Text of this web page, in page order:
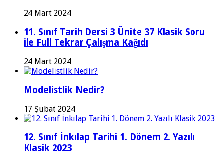
24 Mart 2024
11. Sınıf Tarih Dersi 3 Ünite 37 Klasik Soru
ile Full Tekrar Çalışma Kağıdı
24 Mart 2024
Modelistlik Nedir?
17 Şubat 2024
12. Sınıf İnkılap Tarihi 1. Dönem 2. Yazılı
Klasik 2023